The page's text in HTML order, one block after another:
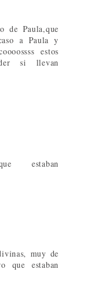
de Paula,que
a Paula y
estos
si llevan
estaban
muy de
que estaban